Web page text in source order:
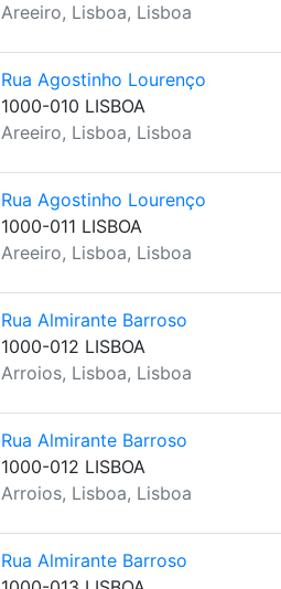
Areeiro, Lisboa, Lisboa
Rua Agostinho Lourenço
1000-010 LISBOA
Areeiro, Lisboa, Lisboa
Rua Agostinho Lourenço
1000-011 LISBOA
Areeiro, Lisboa, Lisboa
Rua Almirante Barroso
1000-012 LISBOA
Arroios, Lisboa, Lisboa
Rua Almirante Barroso
1000-012 LISBOA
Arroios, Lisboa, Lisboa
Rua Almirante Barroso